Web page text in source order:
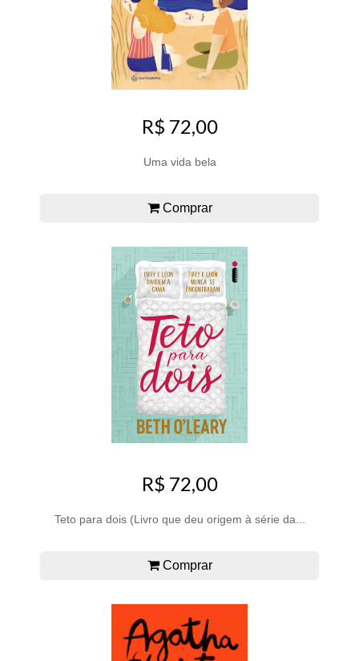
R$ 72,00
Uma vida bela
Comprar
R$ 72,00
Teto para dois (Livro que deu origem à série da...
Comprar